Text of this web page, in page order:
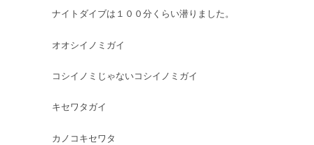
ナイトダイブは１００分くらい潜りました。
オオシイノミガイ
コシイノミじゃないコシイノミガイ
キセワタガイ
カノコキセワタ